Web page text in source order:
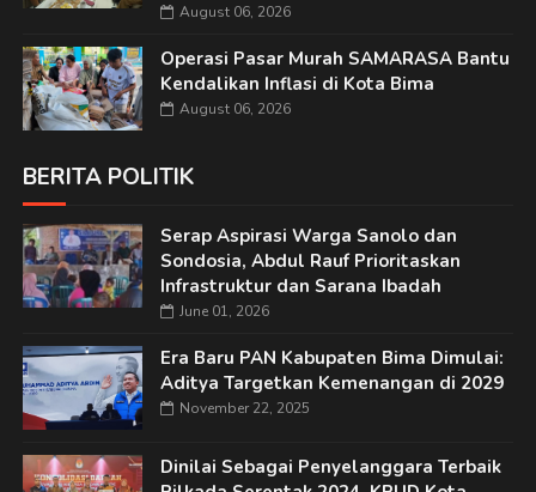
August 06, 2026
Operasi Pasar Murah SAMARASA Bantu
Kendalikan Inflasi di Kota Bima
August 06, 2026
BERITA POLITIK
Serap Aspirasi Warga Sanolo dan
Sondosia, Abdul Rauf Prioritaskan
Infrastruktur dan Sarana Ibadah
June 01, 2026
Era Baru PAN Kabupaten Bima Dimulai:
Aditya Targetkan Kemenangan di 2029
November 22, 2025
Dinilai Sebagai Penyelanggara Terbaik